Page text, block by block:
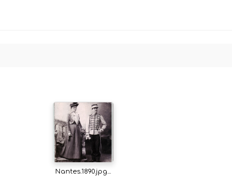
Nantes.1890.jpg...